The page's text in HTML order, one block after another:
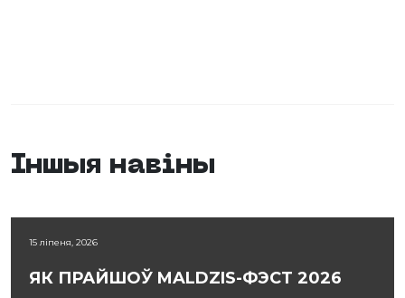
Іншыя навіны
15 ліпеня, 2026
ЯК ПРАЙШОЎ MALDZIS-ФЭСТ 2026